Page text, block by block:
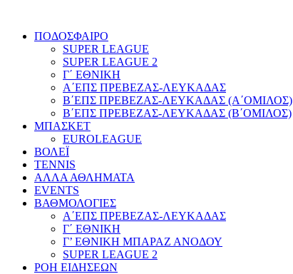
ΠΟΔΟΣΦΑΙΡΟ
SUPER LEAGUE
SUPER LEAGUE 2
Γ΄ ΕΘΝΙΚΗ
Α΄ΕΠΣ ΠΡΕΒΕΖΑΣ-ΛΕΥΚΑΔΑΣ
Β΄ΕΠΣ ΠΡΕΒΕΖΑΣ-ΛΕΥΚΑΔΑΣ (Α΄ΟΜΙΛΟΣ)
Β΄ΕΠΣ ΠΡΕΒΕΖΑΣ-ΛΕΥΚΑΔΑΣ (Β΄ΟΜΙΛΟΣ)
ΜΠΑΣΚΕΤ
EUROLEAGUE
ΒΟΛΕΪ
TENNIS
ΑΛΛΑ ΑΘΛΗΜΑΤΑ
EVENTS
ΒΑΘΜΟΛΟΓΙΕΣ
Α΄ΕΠΣ ΠΡΕΒΕΖΑΣ-ΛΕΥΚΑΔΑΣ
Γ΄ ΕΘΝΙΚΗ
Γ’ ΕΘΝΙΚΗ ΜΠΑΡΑΖ ΑΝΟΔΟΥ
SUPER LEAGUE 2
ΡΟΗ ΕΙΔΗΣΕΩΝ